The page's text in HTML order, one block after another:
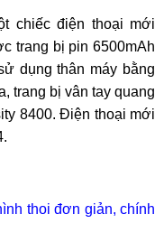
chiếc điện thoại mới
trang bị pin 6500mAh
dụng thân máy bằng
trang bị vân tay quang
8400. Điện thoại mới
thoi đơn giản, chính